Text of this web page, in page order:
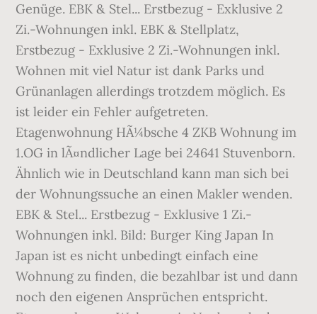
Genüge. EBK & Stel... Erstbezug - Exklusive 2
Zi.-Wohnungen inkl. EBK & Stellplatz,
Erstbezug - Exklusive 2 Zi.-Wohnungen inkl.
Wohnen mit viel Natur ist dank Parks und
Grünanlagen allerdings trotzdem möglich. Es
ist leider ein Fehler aufgetreten.
Etagenwohnung HÃ¼bsche 4 ZKB Wohnung im
1.OG in lÃ¤ndlicher Lage bei 24641 Stuvenborn.
Ähnlich wie in Deutschland kann man sich bei
der Wohnungssuche an einen Makler wenden.
EBK & Stel... Erstbezug - Exklusive 1 Zi.-
Wohnungen inkl. Bild: Burger King Japan In
Japan ist es nicht unbedingt einfach eine
Wohnung zu finden, die bezahlbar ist und dann
noch den eigenen Ansprüchen entspricht.